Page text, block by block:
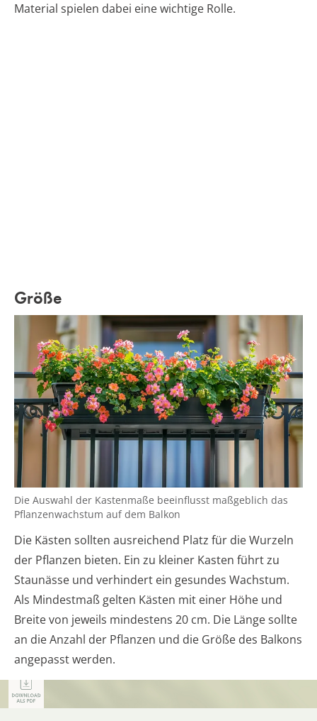
Material spielen dabei eine wichtige Rolle.
Größe
Die Auswahl der Kastenmaße beeinflusst maßgeblich das
Pflanzenwachstum auf dem Balkon
Die Kästen sollten ausreichend Platz für die Wurzeln
der Pflanzen bieten. Ein zu kleiner Kasten führt zu
Staunässe und verhindert ein gesundes Wachstum.
Als Mindestmaß gelten Kästen mit einer Höhe und
Breite von jeweils mindestens 20 cm. Die Länge sollte
an die Anzahl der Pflanzen und die Größe des Balkons
angepasst werden.